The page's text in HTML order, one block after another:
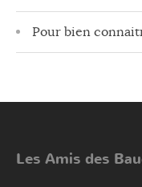
Pour bien
Les Amis des